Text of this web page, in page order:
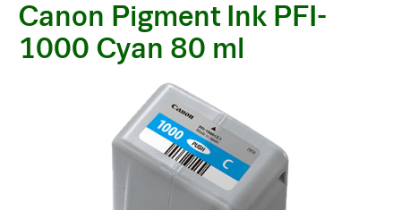
Canon Pigment Ink PFI-
1000 Cyan 80 ml